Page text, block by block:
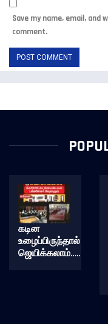
Save my name, email,
comment.
கடின
உழைப்பிருந்தால்
ஜெயிக்கலாம்…..